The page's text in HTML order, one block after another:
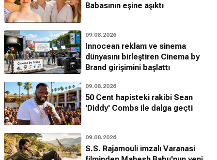
Babasının eşine aşıktı
09.08.2026
Innocean reklam ve sinema
dünyasını birleştiren Cinema by
Brand girişimini başlattı
09.08.2026
50 Cent hapisteki rakibi Sean
'Diddy' Combs ile dalga geçti
09.08.2026
S.S. Rajamouli imzalı Varanasi